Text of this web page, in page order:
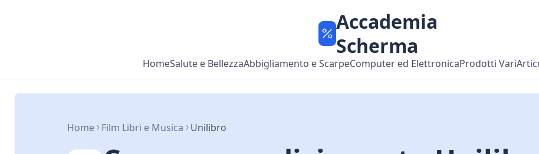
Accademia
Scherma
HomeSalute e BellezzaAbbigliamento e ScarpeComputer ed ElettronicaProdotti Vari
Home Film Libri e Musica Unilibro